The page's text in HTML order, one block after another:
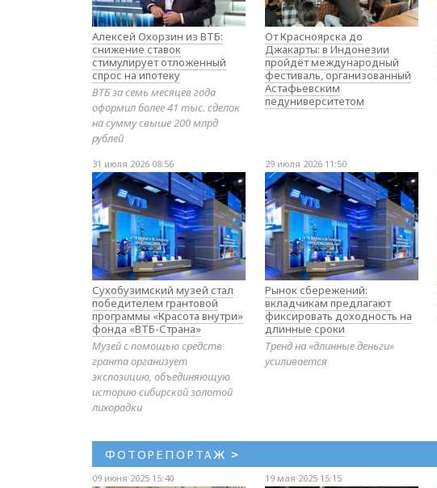
Алексей Охорзин из ВТБ:
снижение ставок
стимулирует отложенный
спрос на ипотеку
ВТБ за семь месяцев года
оформил более 41 тыс. сделок
на сумму свыше 200 млрд
рублей
От Красноярска до
Джакарты: в Индонезии
пройдёт международный
фестиваль, организованный
Астафьевским
педуниверситетом
31 июля 2026 08:56
Сухобузимский музей стал
победителем грантовой
программы «Красота внутри»
фонда «ВТБ-Страна»
Музей с помощью средств
гранта организует
экспозицию, объединяющую
историю сибирской золотой
лихорадки
29 июля 2026 11:50
Рынок сбережений:
вкладчикам предлагают
фиксировать доходность на
длинные сроки
Тренд на «длинные деньги»
усиливается
ФОТОРЕПОРТАЖ >
09 июня 2025 15:40 19 мая 2025 15:15